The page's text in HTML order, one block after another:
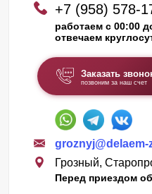
+7 (958) 578-
работаем с 00:00
отвечаем
Заказать
позвоним за наш счет
Грозный,
Перед приездом